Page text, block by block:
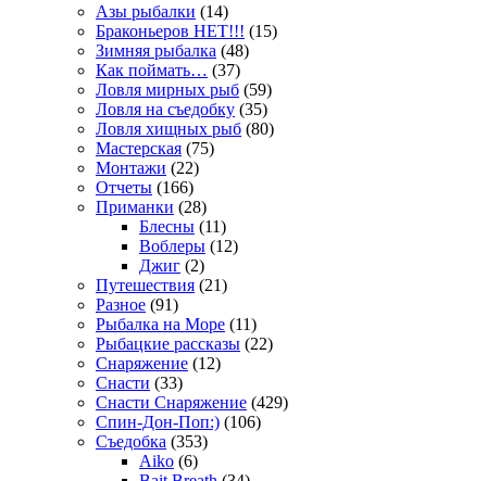
Азы рыбалки (14)
Браконьеров НЕТ!!! (15)
Зимняя рыбалка (48)
Как поймать… (37)
Ловля мирных рыб (59)
Ловля на съедобку (35)
Ловля хищных рыб (80)
Мастерская (75)
Монтажи (22)
Отчеты (166)
Приманки (28)
Блесны (11)
Воблеры (12)
Джиг (2)
Путешествия (21)
Разное (91)
Рыбалка на Море (11)
Рыбацкие рассказы (22)
Снаряжение (12)
Снасти (33)
Снасти Снаряжение (429)
Спин-Дон-Поп:) (106)
Съедобка (353)
Aiko (6)